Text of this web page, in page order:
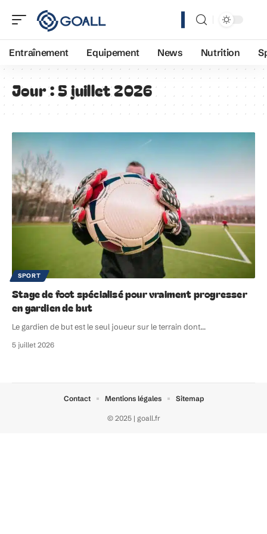
Entraînement Equipement News Nutrition
Jour :5 juillet 2026
SPORT
Stage de foot spécialisé pour vraiment progresser
en gardien de but
Le gardien de but est le seul joueur sur le terrain dont…
5 juillet 2026
© 2025 | goall.fr
Contact Mentions légales Sitemap